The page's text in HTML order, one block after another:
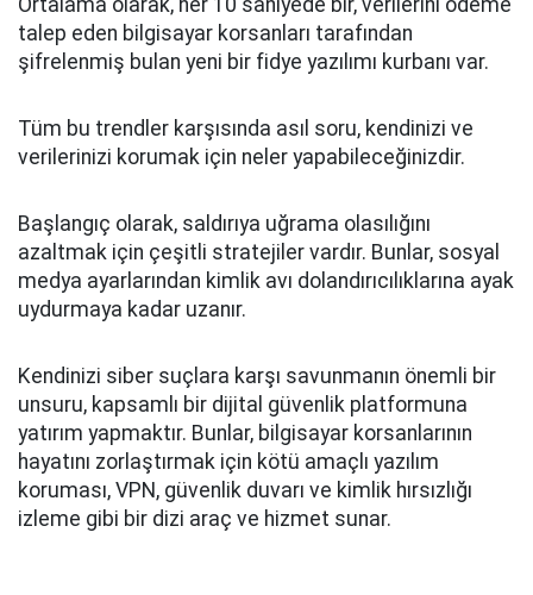
Ortalama olarak, her 10 saniyede bir, verilerini ödeme
talep eden bilgisayar korsanları tarafından
şifrelenmiş bulan yeni bir fidye yazılımı kurbanı var.
Tüm bu trendler karşısında asıl soru, kendinizi ve
verilerinizi korumak için neler yapabileceğinizdir.
Başlangıç ​​olarak, saldırıya uğrama olasılığını
azaltmak için çeşitli stratejiler vardır. Bunlar, sosyal
medya ayarlarından kimlik avı dolandırıcılıklarına ayak
uydurmaya kadar uzanır.
Kendinizi siber suçlara karşı savunmanın önemli bir
unsuru, kapsamlı bir dijital güvenlik platformuna
yatırım yapmaktır. Bunlar, bilgisayar korsanlarının
hayatını zorlaştırmak için kötü amaçlı yazılım
koruması, VPN, güvenlik duvarı ve kimlik hırsızlığı
izleme gibi bir dizi araç ve hizmet sunar.